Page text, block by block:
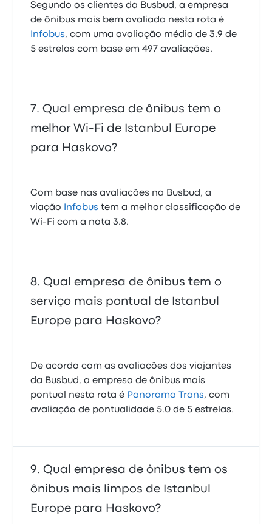
Segundo os clientes da Busbud, a empresa
de ônibus mais bem avaliada nesta rota é
Infobus, com uma avaliação média de 3.9 de
5 estrelas com base em 497 avaliações.
Qual empresa de ônibus tem o
melhor Wi-Fi de Istanbul Europe
para Haskovo?
Com base nas avaliações na Busbud, a
viação
Infobus tem a melhor classificação de
Wi-Fi com a nota 3.8.
Qual empresa de ônibus tem o
serviço mais pontual de Istanbul
Europe para Haskovo?
De acordo com as avaliações dos viajantes
da Busbud, a empresa de ônibus mais
pontual nesta rota é Panorama Trans, com
avaliação de pontualidade 5.0 de 5 estrelas.
Qual empresa de ônibus tem os
ônibus mais limpos de Istanbul
Europe para Haskovo?